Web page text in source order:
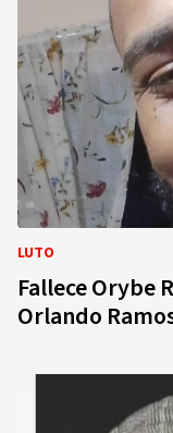
LUTO
Fallece Orybe
Orlando